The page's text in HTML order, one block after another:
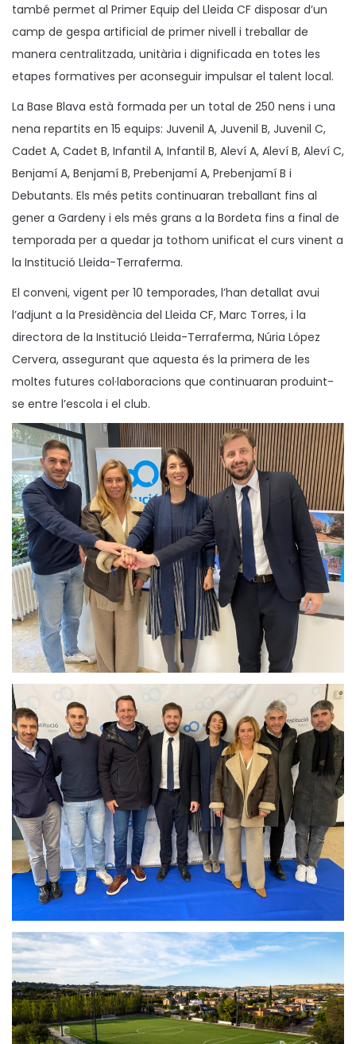
també permet al Primer Equip del Lleida CF disposar d’un
camp de gespa artificial de primer nivell i treballar de
manera centralitzada, unitària i dignificada en totes les
etapes formatives per aconseguir impulsar el talent local.
La Base Blava està formada per un total de 250 nens i una
nena repartits en 15 equips: Juvenil A, Juvenil B, Juvenil C,
Cadet A, Cadet B, Infantil A, Infantil B, Aleví A, Aleví B, Aleví C,
Benjamí A, Benjamí B, Prebenjamí A, Prebenjamí B i
Debutants. Els més petits continuaran treballant fins al
gener a Gardeny i els més grans a la Bordeta fins a final de
temporada per a quedar ja tothom unificat el curs vinent a
la Institució Lleida-Terraferma.
El conveni, vigent per 10 temporades, l’han detallat avui
l’adjunt a la Presidència del Lleida CF, Marc Torres, i la
directora de la Institució Lleida-Terraferma, Núria López
Cervera, assegurant que aquesta és la primera de les
moltes futures col·laboracions que continuaran produint-
se entre l’escola i el club.